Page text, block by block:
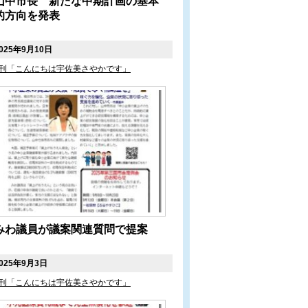
方向を発表
年9月10日
「こんにちは宇佐美さやかです」
わ議員が議案関連質問で提案
年9月3日
「こんにちは宇佐美さやかです」